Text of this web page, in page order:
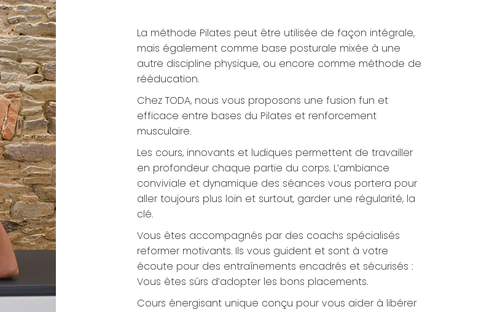
La méthode Pilates peut être utilisée de façon intégrale,
mais également comme base posturale mixée à une
autre discipline physique, ou encore comme méthode de
rééducation.
Chez TODA, nous vous proposons une fusion fun et
efficace entre bases du Pilates et renforcement
musculaire.
Les cours, innovants et ludiques permettent de travailler
en profondeur chaque partie du corps. L’ambiance
conviviale et dynamique des séances vous portera pour
aller toujours plus loin et surtout, garder une régularité, la
clé.
Vous êtes accompagnés par des coachs spécialisés
reformer motivants. Ils vous guident et sont à votre
écoute pour des entraînements encadrés et sécurisés :
Vous êtes sûrs d’adopter les bons placements.
Cours énergisant unique conçu pour vous aider à libérer